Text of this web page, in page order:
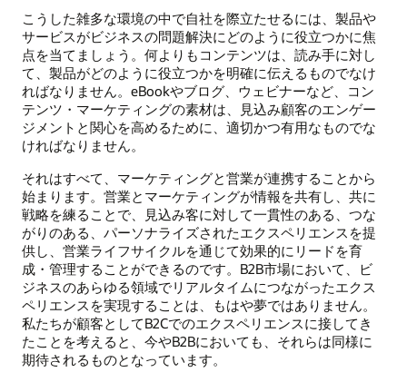
こうした雑多な環境の中で自社を際立たせるには、製品や
サービスがビジネスの問題解決にどのように役立つかに焦
点を当てましょう。何よりもコンテンツは、読み手に対し
て、製品がどのように役立つかを明確に伝えるものでなけ
ればなりません。eBookやブログ、ウェビナーなど、コン
テンツ・マーケティングの素材は、見込み顧客のエンゲー
ジメントと関心を高めるために、適切かつ有用なものでな
ければなりません。
それはすべて、マーケティングと営業が連携することから
始まります。営業とマーケティングが情報を共有し、共に
戦略を練ることで、見込み客に対して一貫性のある、つな
がりのある、パーソナライズされたエクスペリエンスを提
供し、営業ライフサイクルを通じて効果的にリードを育
成・管理することができるのです。B2B市場において、ビ
ジネスのあらゆる領域でリアルタイムにつながったエクス
ペリエンスを実現することは、もはや夢ではありません。
私たちが顧客としてB2Cでのエクスペリエンスに接してき
たことを考えると、今やB2Bにおいても、それらは同様に
期待されるものとなっています。